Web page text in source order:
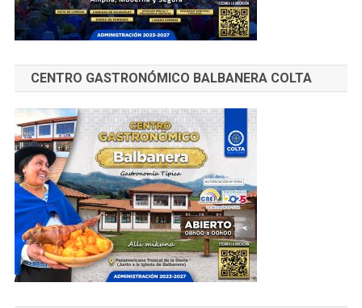
CENTRO GASTRONÓMICO BALBANERA COLTA